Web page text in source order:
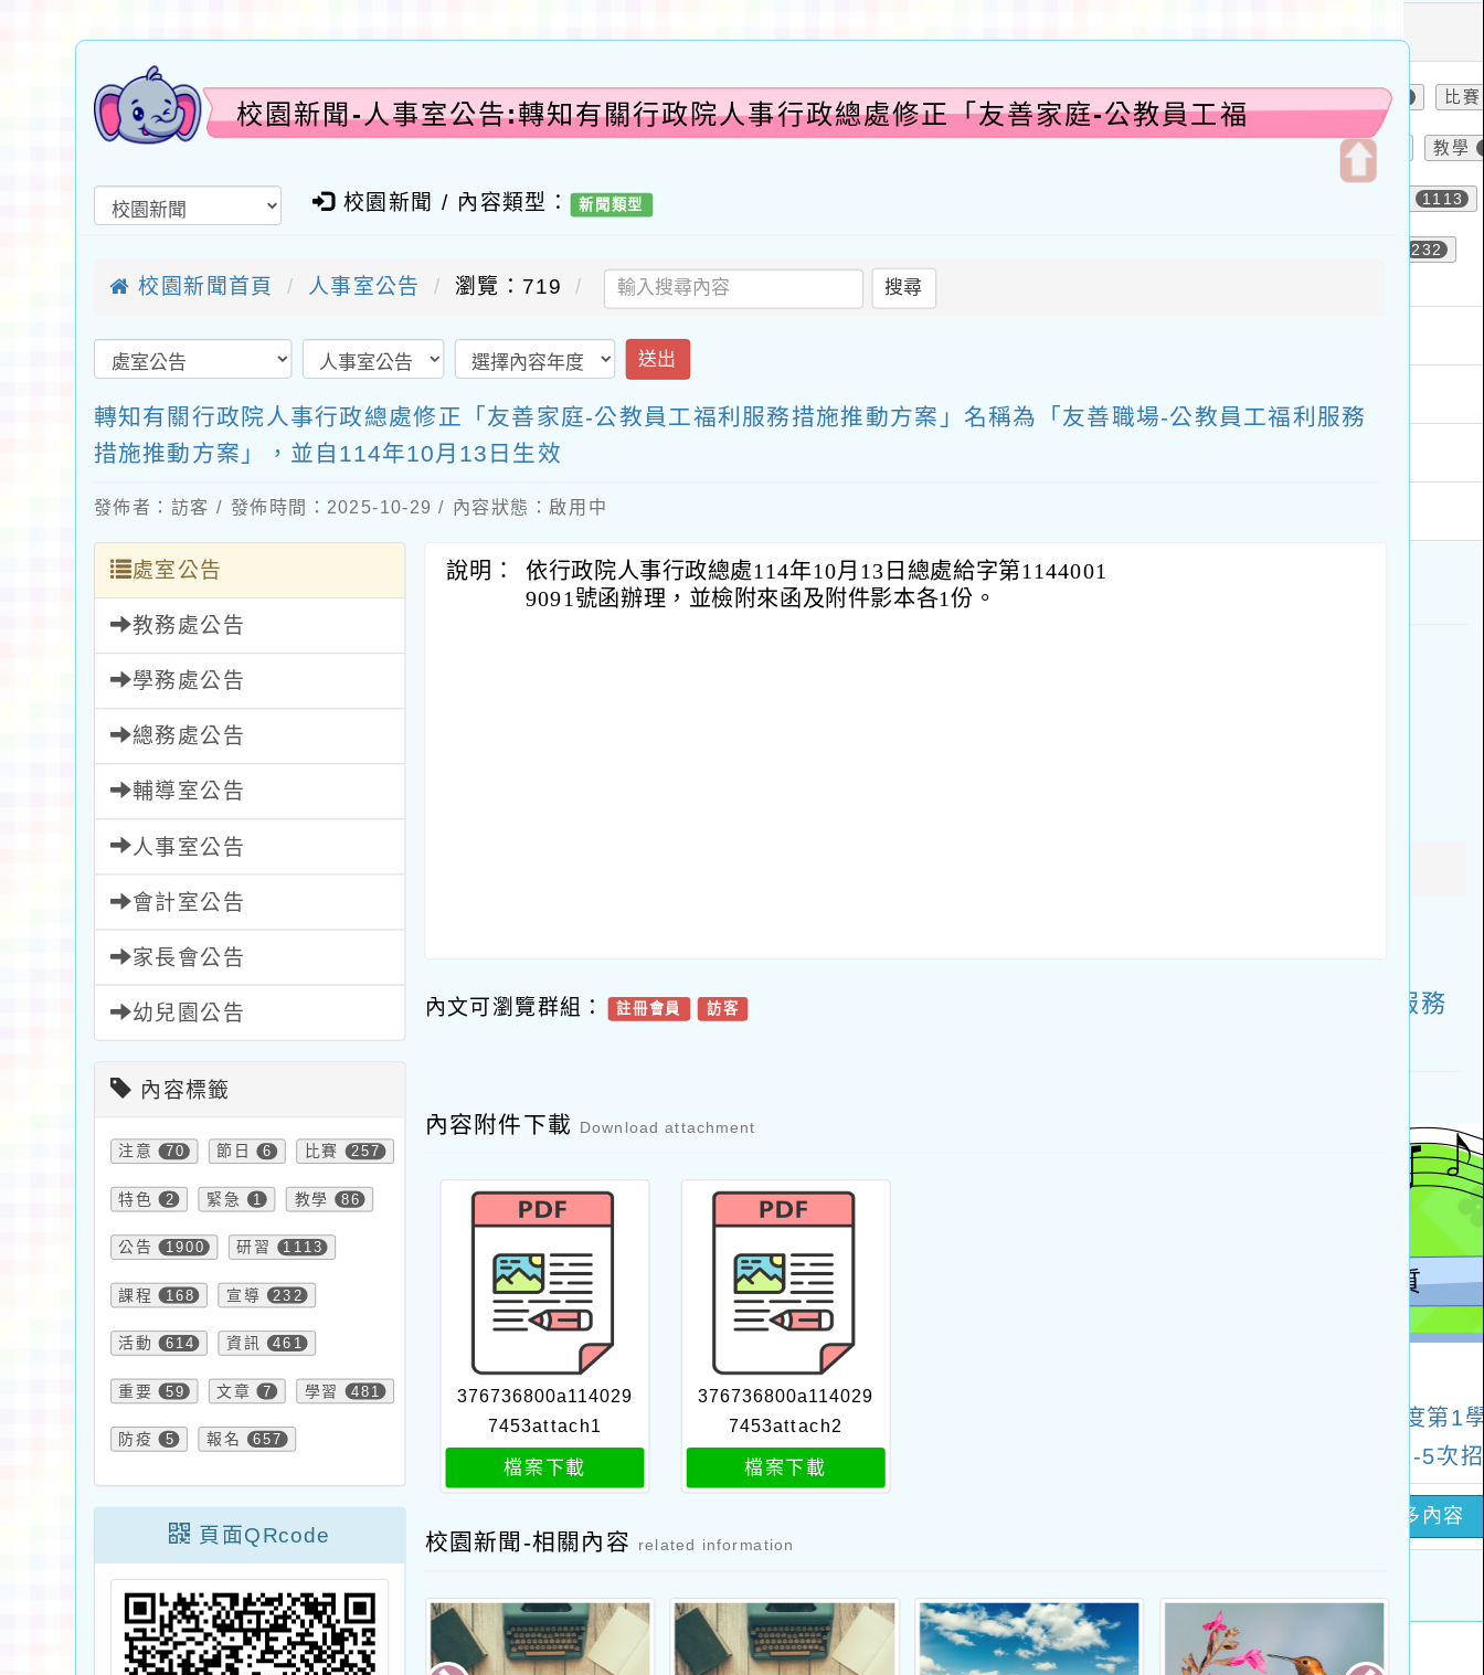
校園新聞-人事室公告:轉知有關行政院人事行政總處修正「友善家庭-公教員工福
校園新聞 / 內容類型： 新聞類型
校園新聞首頁 人事室公告 瀏覽：719 搜尋
送出
轉知有關行政院人事行政總處修正「友善家庭-公教員工福利服務措施推動方案」名稱為「友善職場-公教員工福利服務
措施推動方案」，並自114年10月13日生效
發佈者：訪客 / 發佈時間：2025-10-29 / 內容狀態：啟用中
處室公告
教務處公告
學務處公告
總務處公告
輔導室公告
人事室公告
會計室公告
家長會公告
幼兒園公告
內容標籤
注意 70 節日 6 比賽 257
特色 2 緊急 1 教學 86
公告 1900 研習 1113
課程 168 宣導 232
活動 614 資訊 461
重要 59 文章 7 學習 481
防疫 5 報名 657
頁面QRcode
說明： 依行政院人事行政總處114年10月13日總處給字第1144001
9091號函辦理，並檢附來函及附件影本各1份。
內文可瀏覽群組： 註冊會員 訪客
內容附件下載 Download attachment
376736800a114029
7453attach1
檔案下載
376736800a114029
7453attach2
檔案下載
校園新聞-相關內容 related information